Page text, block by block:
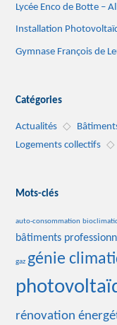
Lycée Enco de Botte –
Installation
Gymnase François de
Catégories
Actualités
Logements collectifs
Mots-clés
auto-consommation
bâtiments
gaz génie
rénovation